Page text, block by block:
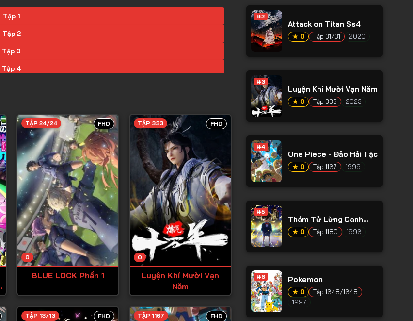
Tập 1
Tập 2
Tập 3
Tập 4
Tập 6
Tập 7
Tập 8
Tập 9
Tập 10
Tập 11
Tập 12
Tập 13
Tập 14
Tập 15
Tập 17
Tập 18
FHD
0
TẬP 24/24
BLUE LOCK Phần 1
FHD
0
TẬP 333
Luyện Khí Mười Vạn
Năm
FHD
TẬP 13/13 FHD
TẬP 1167
#2
Attack on Titan Ss4
★ 0 Tập 31/31 2020
#3
Luyện Khí Mười Vạn Năm
★ 0 Tập 333 2023
#4
One Piece - Đảo Hải Tặc
★ 0 Tập 1167 1999
#5
Thám Tử Lừng Danh
Conan
★ 0 Tập 1180 1996
#6 Pokemon
★ 0
Tập 1648/1648
1997